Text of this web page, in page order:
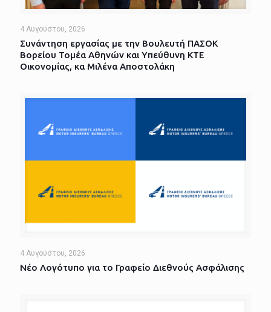
4 Αυγούστου, 2026
Συνάντηση εργασίας με την Βουλευτή ΠΑΣΟΚ
Βορείου Τομέα Αθηνών και Υπεύθυνη ΚΤΕ
Οικονομίας, κα Μιλένα Αποστολάκη
4 Αυγούστου, 2026
Νέο Λογότυπο για το Γραφείο Διεθνούς Ασφάλισης